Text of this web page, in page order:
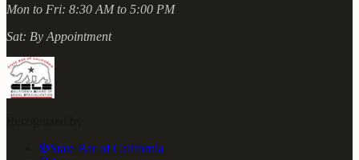
Mon to Fri: 8:30 AM to 5:00 PM
Sat: By Appointment
State Bar of California